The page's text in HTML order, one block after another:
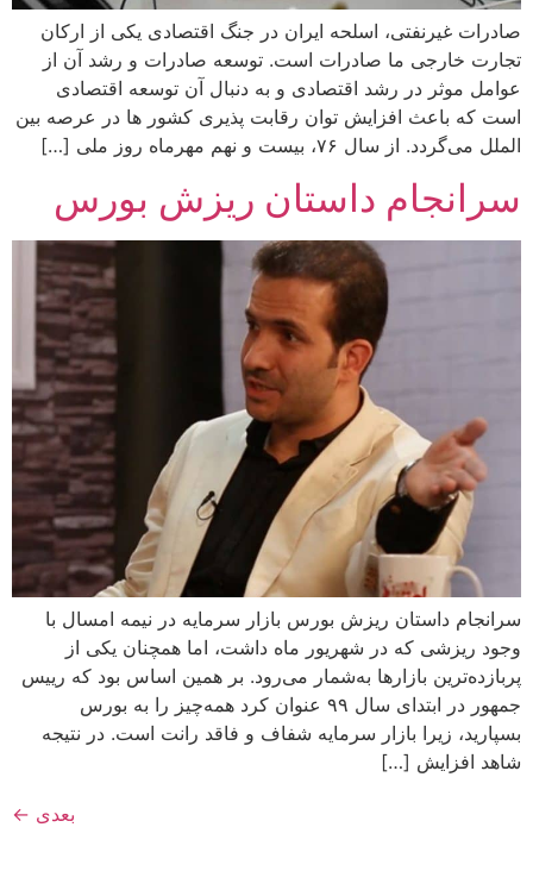
صادرات غیرنفتی، اسلحه ایران در جنگ اقتصادی یکی از ارکان
تجارت خارجی ما صادرات است. توسعه صادرات و رشد آن از
عوامل موثر در رشد اقتصادی و به دنبال آن توسعه اقتصادی
است که باعث افزایش توان رقابت پذیری کشور ها در عرصه بین
الملل می‌گردد. از سال ۷۶، بیست و نهم مهرماه روز ملی […]
سرانجام داستان ریزش بورس
سرانجام داستان ریزش بورس بازار سرمایه در نیمه امسال با
وجود ریزشی که در شهریور ماه داشت، اما همچنان یکی از
پربازده‌ترین بازارها به‌شمار می‌رود. بر همین اساس بود که رییس‌
جمهور در ابتدای سال ۹۹ عنوان کرد همه‌چیز را به بورس
بسپارید، زیرا بازار سرمایه شفاف و فاقد رانت است. در نتیجه
شاهد افزایش […]
بعدی ←